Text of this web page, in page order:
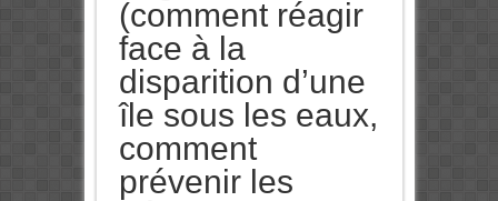
(comment réagir
face à la
disparition d’une
île sous les eaux,
comment
prévenir les